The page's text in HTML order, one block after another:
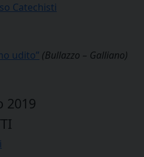
Catechisti
udito” (Bullazzo – Galliano)
2019